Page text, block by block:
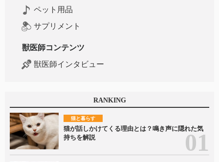
ペット用品
サプリメント
獣医師コンテンツ
獣医師インタビュー
RANKING
猫と暮らす
猫が話しかけてくる理由とは？鳴き声に隠れた気
持ちを解説